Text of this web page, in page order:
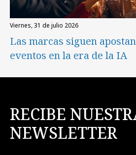
viernes, 31 de julio 2026
Las marcas siguen
eventos en la era de la IA
RECIBE
NEWSLETTER